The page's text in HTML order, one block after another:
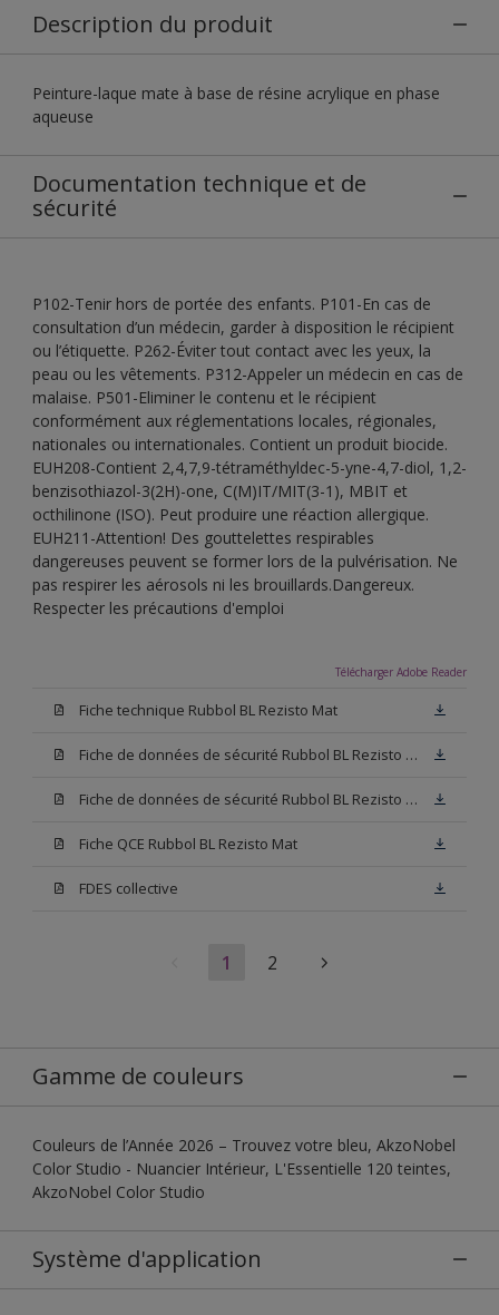
Description du produit
Peinture-laque mate à base de résine acrylique en phase
aqueuse
Documentation technique et de
sécurité
P102-Tenir hors de portée des enfants. P101-En cas de
consultation d’un médecin, garder à disposition le récipient
ou l’étiquette. P262-Éviter tout contact avec les yeux, la
peau ou les vêtements. P312-Appeler un médecin en cas de
malaise. P501-Eliminer le contenu et le récipient
conformément aux réglementations locales, régionales,
nationales ou internationales. Contient un produit biocide.
EUH208-Contient 2,4,7,9-tétraméthyldec-5-yne-4,7-diol, 1,2-
benzisothiazol-3(2H)-one, C(M)IT/MIT(3-1), MBIT et
octhilinone (ISO). Peut produire une réaction allergique.
EUH211-Attention! Des gouttelettes respirables
dangereuses peuvent se former lors de la pulvérisation. Ne
pas respirer les aérosols ni les brouillards.Dangereux.
Respecter les précautions d'emploi
Télécharger Adobe Reader
Fiche technique Rubbol BL Rezisto Mat
Fiche de données de sécurité Rubbol BL Rezisto Mat Base W05
Fiche de données de sécurité Rubbol BL Rezisto Mat Base N00
Fiche QCE Rubbol BL Rezisto Mat
FDES collective
1 2
Gamme de couleurs
Couleurs de l’Année 2026 – Trouvez votre bleu, AkzoNobel
Color Studio - Nuancier Intérieur, L'Essentielle 120 teintes,
AkzoNobel Color Studio
Système d'application